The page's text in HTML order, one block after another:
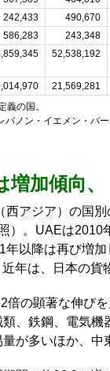
242,433
490,670
586,283
243,348
52,538,192
21,569,281
義の国。
バノン・イエメン・バ
増加傾向
西アジア）の国
）。UAEは
年以降は再び増
年は、日本の貨
倍の顕著な伸び
、鉄鋼、電気
量が多いほか、